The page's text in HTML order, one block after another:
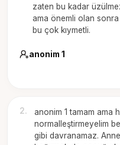
zaten bu kadar
ama önemli olan sonra
bu çok kıymetli.
anonim 1
2.
anonim 1 tamam ama
normalleştirmeyelim
gibi davranamaz.